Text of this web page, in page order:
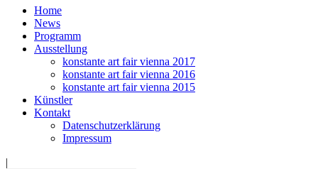
Home
News
Programm
Ausstellung
konstante art fair vienna 2017
konstante art fair vienna 2016
konstante art fair vienna 2015
Künstler
Kontakt
Datenschutzerklärung
Impressum
|